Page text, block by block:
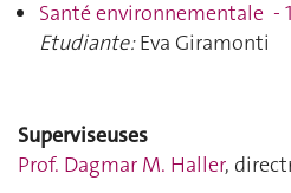
Santé environnementale -
Etudiante:Eva Giramonti
Superviseuses
Prof. Dagmar M. Haller,